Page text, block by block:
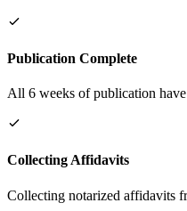
Publication Complete
All 6 weeks of publication
Collecting Affidavits
Collecting notarized affidavits